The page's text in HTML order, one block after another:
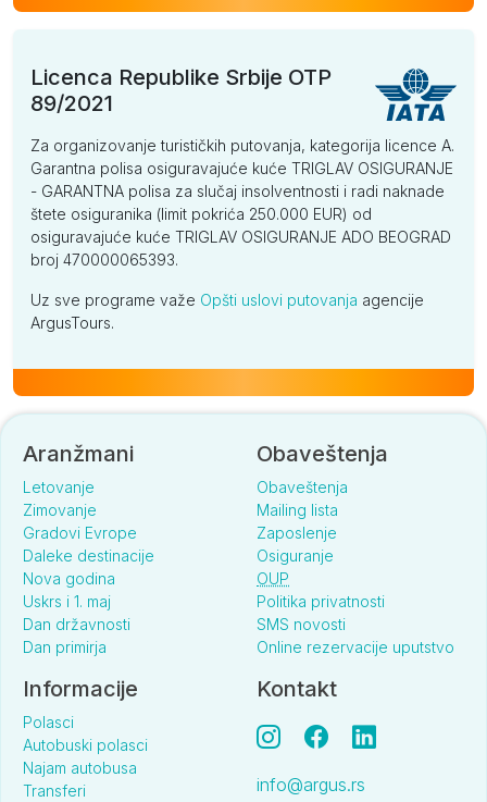
Licenca Republike Srbije OTP
89/2021
Za organizovanje turističkih putovanja, kategorija licence A.
Garantna polisa osiguravajuće kuće TRIGLAV OSIGURANJE
- GARANTNA polisa za slučaj insolventnosti i radi naknade
štete osiguranika (limit pokrića 250.000 EUR) od
osiguravajuće kuće TRIGLAV OSIGURANJE ADO BEOGRAD
broj 470000065393.
Uz sve programe važe Opšti uslovi putovanja agencije
ArgusTours.
Aranžmani
Letovanje
Zimovanje
Gradovi Evrope
Daleke destinacije
Nova godina
Uskrs i 1. maj
Dan državnosti
Dan primirja
Obaveštenja
Obaveštenja
Mailing lista
Zaposlenje
Osiguranje
OUP
Politika privatnosti
SMS novosti
Online rezervacije uputstvo
Informacije
Polasci
Autobuski polasci
Najam autobusa
Transferi
Kontakt
info@argus.rs